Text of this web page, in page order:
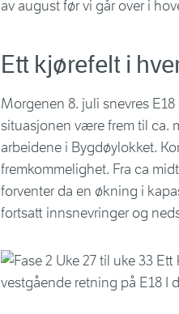
av august før vi går over i
Ett kjørefelt i
Morgenen 8. juli snevres
situasjonen være frem til ca.
arbeidene i Bygdøylokket.
fremkommelighet. Fra ca
forventer da en økning i
fortsatt innsnevringer og